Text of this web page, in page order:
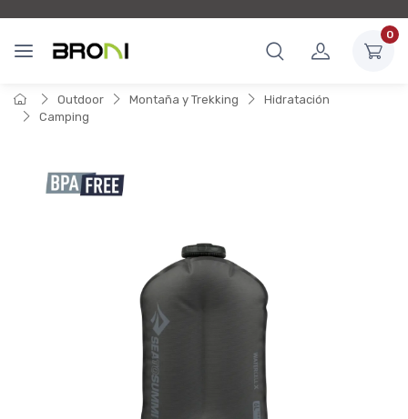
0
Outdoor Montaña y Trekking
Hidratación
Camping